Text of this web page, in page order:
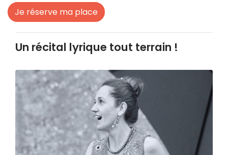
Je réserve ma place
Un récital lyrique tout terrain !